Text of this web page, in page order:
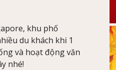
khu phố
du khách khi 1
và hoạt động văn
nhé!